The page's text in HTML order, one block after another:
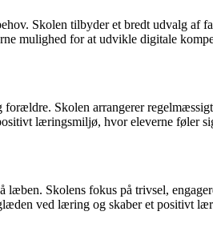
Skolen tilbyder et bredt udvalg
mulighed for at udvikle digitale
Skolen arrangerer
læringsmiljø, hvor eleverne føler
læben. Skolens fokus på trivsel,
ved læring og skaber et positivt